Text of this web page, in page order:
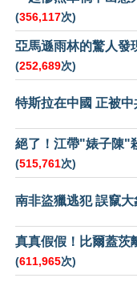
(356,117次)
亞馬遜雨林的驚人發
(252,689次)
特斯拉在中國 正被
絕了！江帶"婊子陳"
(515,761次)
南非盜獵逃犯 誤竄
真真假假！比爾蓋茨
(611,965次)